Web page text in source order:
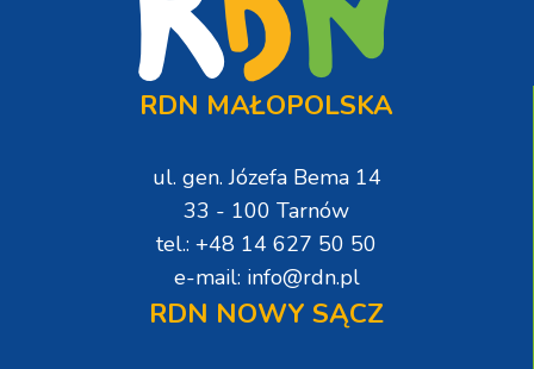
RDN MAŁOPOLSKA
ul. gen. Józefa Bema 14
33 - 100 Tarnów
tel.: +48 14 627 50 50
e-mail: info@rdn.pl
RDN NOWY SĄCZ